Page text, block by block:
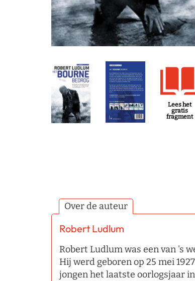
Lees het
gratis
fragment
Over de auteur
Robert Ludlum
Robert Ludlum was een van 's
Hij werd geboren op 25 mei
jongen het laatste oorlogsjaar